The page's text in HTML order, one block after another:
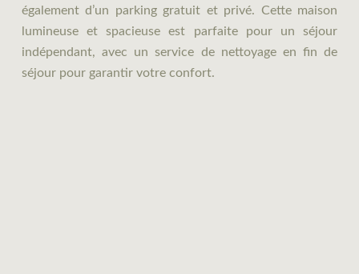
également d’un parking gratuit et privé. Cette maison
lumineuse et spacieuse est parfaite pour un séjour
indépendant, avec un service de nettoyage en fin de
séjour pour garantir votre confort.